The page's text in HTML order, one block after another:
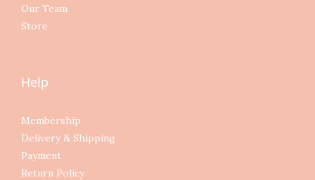
Our Team
Store
Help
Membership
Delivery & Shipping
Payment
Return Policy